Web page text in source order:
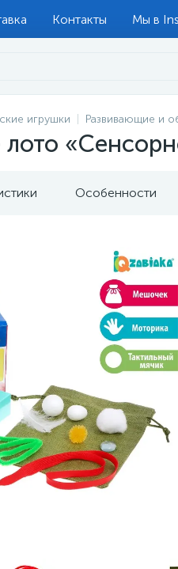
Контакты Мы в
игрушки Развивающие и
лото
Особенности